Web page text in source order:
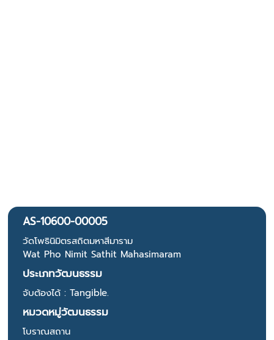
AS-10600-00005
วัดโพธินิมิตรสถิตมหาสีมาราม
Wat Pho Nimit Sathit Mahasimaram
ประเภทวัฒนธรรม
จับต้องได้ : Tangible.
หมวดหมู่วัฒนธรรม
โบราณสถาน